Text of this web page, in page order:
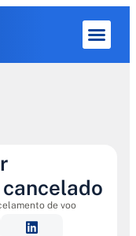
de voo